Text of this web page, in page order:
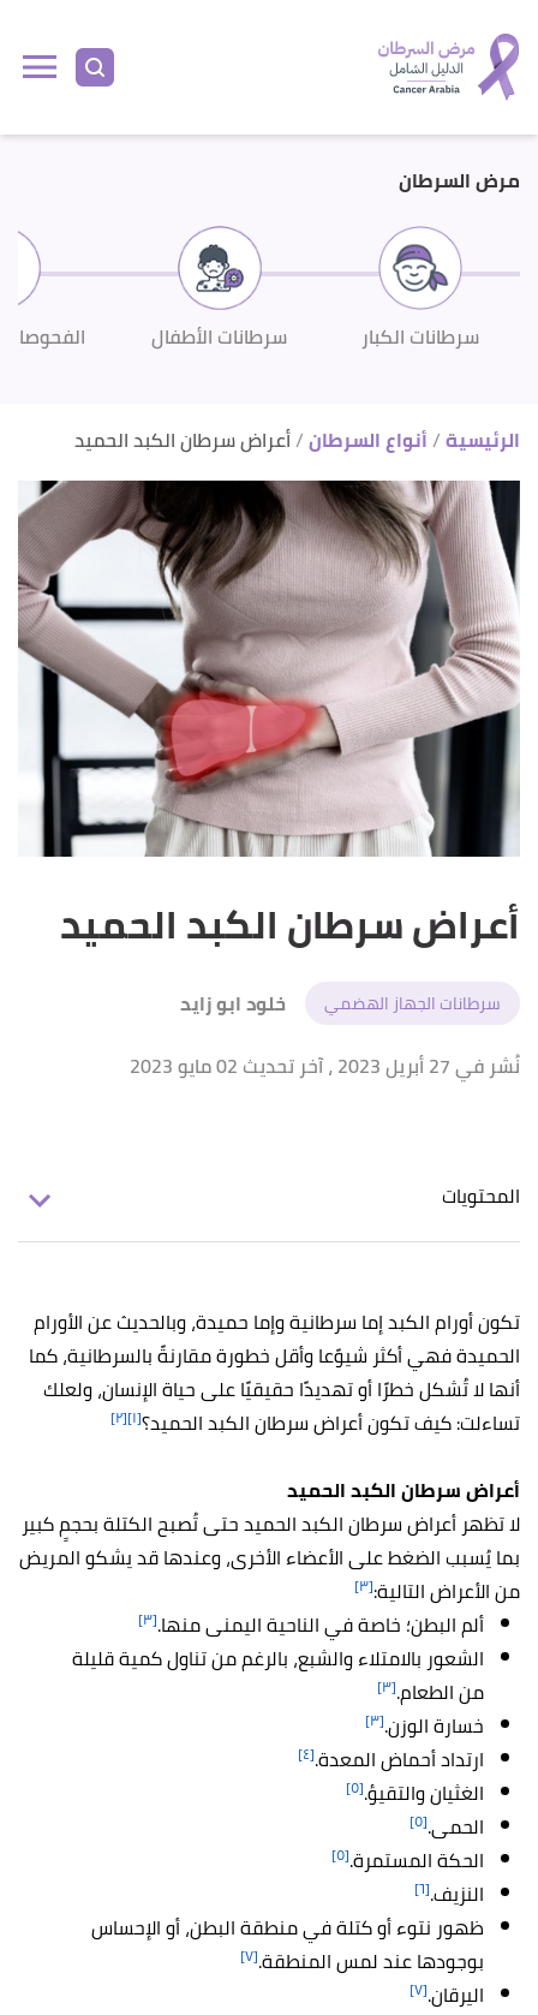
مرض السرطان
سرطانات الكبار سرطانات الأطفال
الرئيسية أنواع السرطان أعراض سرطان الكبد الحميد
أعراض سرطان الكبد الحميد
سرطانات الجهاز الهضمي
خلود ابو زايد
نُشر في 27 أبريل 2023
، آخر تحديث 02 مايو 2023
المحتويات
تكون أورام الكبد إما سرطانية وإما حميدة، وبالحديث عن الأورام
الحميدة فهي أكثر شيوًعا وأقل خطورة مقارنةً بالسرطانية، كما
أنها لا تُشكل خطرًا أو تهديدًا حقيقيًا على حياة الإنسان، ولعلك
تساءلت: كيف تكون أعراض سرطان الكبد الحميد؟[١] [٢]
أعراض سرطان الكبد الحميد
لا تظهر أعراض سرطان الكبد الحميد حتى تُصبح الكتلة بحجمٍ كبير
بما يُسبب الضغط على الأعضاء الأخرى، وعندها قد يشكو المريض
من الأعراض التالية:[٣]
ألم البطن؛ خاصة في الناحية اليمنى منها.[٣]
الشعور بالامتلاء والشبع، بالرغم من تناول كمية قليلة
من الطعام.[٣]
خسارة الوزن.[٣]
ارتداد أحماض المعدة.[٤]
الغثيان والتقيؤ.[٥]
الحمى.[٥]
الحكة المستمرة.[٥]
النزيف.[٦]
ظهور نتوء أو كتلة في منطقة البطن، أو الإحساس
بوجودها عند لمس المنطقة.[٧]
اليرقان.[٧]